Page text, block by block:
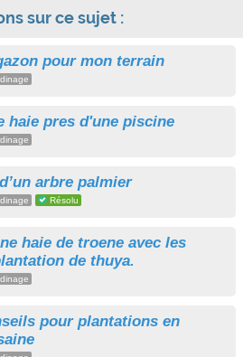
sur ce sujet :
pour mon terrain
haie pres d'une piscine
arbre palmier
Résolu
haie de troene avec les
de thuya.
pour plantations en